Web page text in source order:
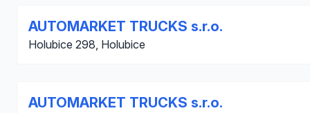
AUTOMARKET TRUCKS s.r.o.
Holubice 298, Holubice
AUTOMARKET TRUCKS s.r.o.